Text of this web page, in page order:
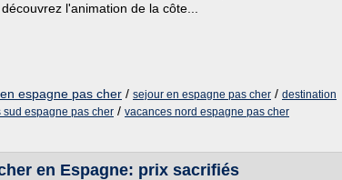
l'animation de la côte...
espagne pas cher / sejour en espagne pas cher / destination
sud espagne pas cher / vacances nord espagne pas cher
en Espagne: prix sacrifiés